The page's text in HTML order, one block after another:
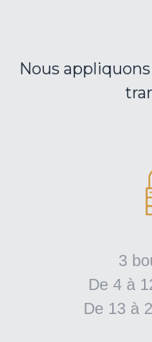
Nous
3
De 4 à
De 13 à